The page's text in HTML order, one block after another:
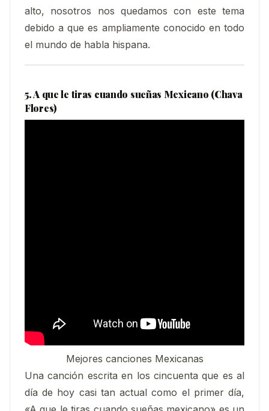
alto, nosotros nos quedamos con este tema
debido a que es ampliamente conocido en todo
el mundo de habla hispana.
5. A que le tiras cuando sueñas Mexicano (Chava
Flores)
Mejores canciones Mexicanas
Una canción escrita en los cincuenta que es al
día de hoy casi tan actual como el primer día,